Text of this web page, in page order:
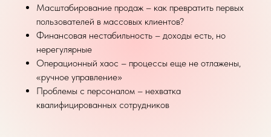
Масштабирование продаж – как превратить первых
пользователей в массовых клиентов?
Финансовая нестабильность – доходы есть, но
нерегулярные
Операционный хаос – процессы еще не отлажены,
«ручное управление»
Проблемы с персоналом – нехватка
квалифицированных сотрудников